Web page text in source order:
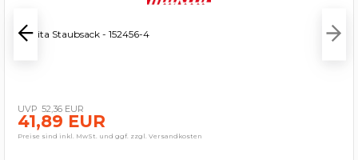
Makita Staubsack - 152456-4
52,36 EUR
41,89 EUR
Preise sind inkl. MwSt. und ggf. zzgl. Versandkosten